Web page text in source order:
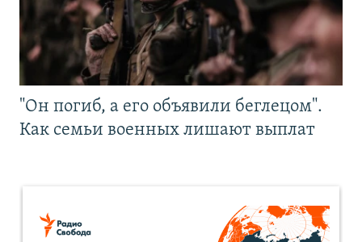
"Он погиб, а его объявили беглецом".
Как семьи военных лишают выплат